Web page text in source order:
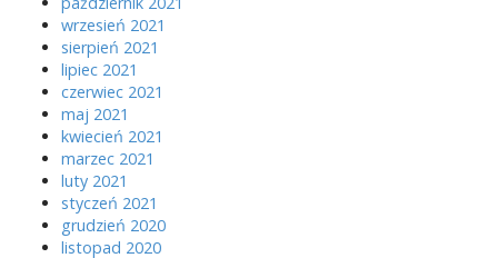
wrzesień 2021
sierpień 2021
lipiec 2021
czerwiec 2021
maj 2021
kwiecień 2021
marzec 2021
luty 2021
styczeń 2021
grudzień 2020
listopad 2020